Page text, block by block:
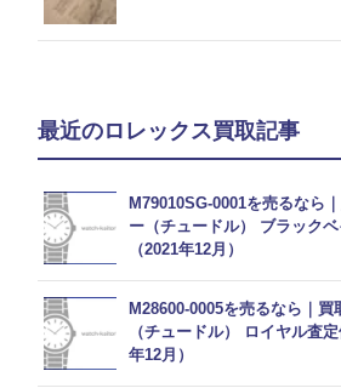
最近のロレックス買取記事
M79010SG-0001を売るなら
ー（チュードル） ブラック
（2021年12月）
M28600-0005を売るなら｜
（チュードル） ロイヤル査
年12月）